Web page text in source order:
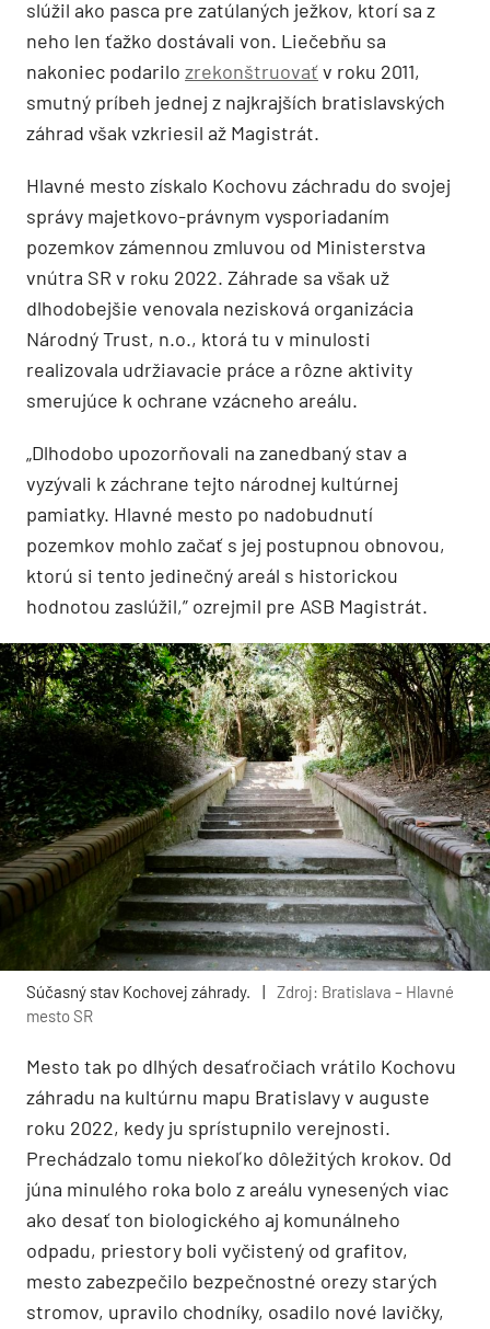
slúžil ako pasca pre zatúlaných ježkov, ktorí sa z
neho len ťažko dostávali von. Liečebňu sa
nakoniec podarilo zrekonštruovaťv roku 2011,
smutný príbeh jednej z najkrajších bratislavských
záhrad však vzkriesil až Magistrát.
Hlavné mesto získalo Kochovu záchradu do svojej
správy majetkovo-právnym vysporiadaním
pozemkov zámennou zmluvou od Ministerstva
vnútra SR v roku 2022. Záhrade sa však už
dlhodobejšie venovala nezisková organizácia
Národný Trust, n.o., ktorá tu v minulosti
realizovala udržiavacie práce a rôzne aktivity
smerujúce k ochrane vzácneho areálu.
„Dlhodobo upozorňovali na zanedbaný stav a
vyzývali k záchrane tejto národnej kultúrnej
pamiatky. Hlavné mesto po nadobudnutí
pozemkov mohlo začať s jej postupnou obnovou,
ktorú si tento jedinečný areál s historickou
hodnotou zaslúžil,” ozrejmil pre ASB Magistrát.
Súčasný stav Kochovej záhrady.
Zdroj: Bratislava – Hlavné
mesto SR
Mesto tak po dlhých desaťročiach vrátilo Kochovu
záhradu na kultúrnu mapu Bratislavy v auguste
roku 2022, kedy ju sprístupnilo verejnosti.
Prechádzalo tomu niekoľko dôležitých krokov. Od
júna minulého roka bolo z areálu vynesených viac
ako desať ton biologického aj komunálneho
odpadu, priestory boli vyčistený od grafitov,
mesto zabezpečilo bezpečnostné orezy starých
stromov, upravilo chodníky, osadilo nové lavičky,